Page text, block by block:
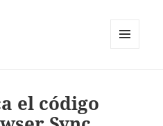
el código